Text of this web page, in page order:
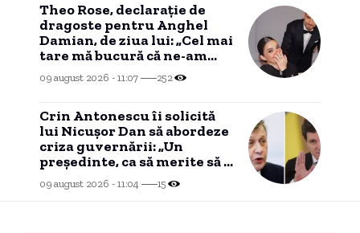
Theo Rose, declarație de
dragoste pentru Anghel
Damian, de ziua lui: „Cel mai
tare mă bucură că ne-am
potrivit”
09 august 2026 - 11:07 252
Crin Antonescu îi solicită
lui Nicușor Dan să abordeze
criza guvernării: „Un
președinte, ca să merite să îl
am, trebuie să poată”
09 august 2026 - 11:04 15